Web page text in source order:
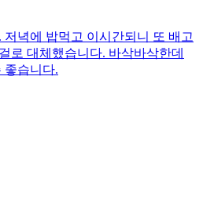
녁에 밥먹고 이시간되니 또 배고
로 대체했습니다. 바삭바삭한데
좋습니다.